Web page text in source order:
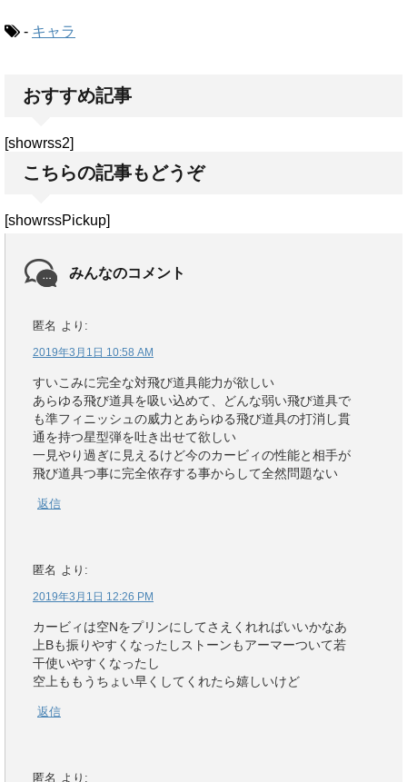
- キャラ
おすすめ記事
[showrss2]
こちらの記事もどうぞ
[showrssPickup]
みんなのコメント
匿名 より:
2019年3月1日 10:58 AM
すいこみに完全な対飛び道具能力が欲しい
あらゆる飛び道具を吸い込めて、どんな弱い飛び道具で
も準フィニッシュの威力とあらゆる飛び道具の打消し貫
通を持つ星型弾を吐き出せて欲しい
一見やり過ぎに見えるけど今のカービィの性能と相手が
飛び道具つ事に完全依存する事からして全然問題ない
返信
匿名 より:
2019年3月1日 12:26 PM
カービィは空Nをプリンにしてさえくれればいいかなあ
上Bも振りやすくなったしストーンもアーマーついて若
干使いやすくなったし
空上ももうちょい早くしてくれたら嬉しいけど
返信
匿名 より: